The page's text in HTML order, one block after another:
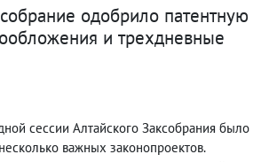
одобрило патентную
и трехдневные
сессии Алтайского Заксобрания было
важных законопроектов.